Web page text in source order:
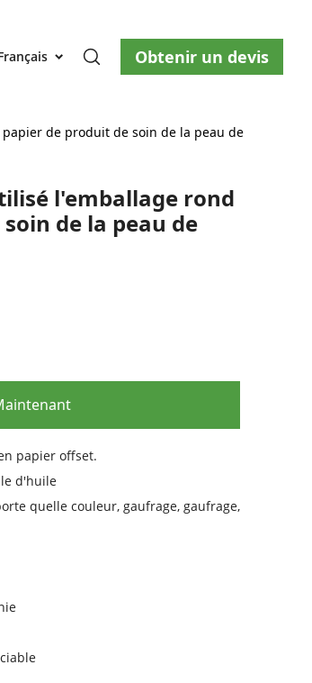
Blog Nous contacterObtenir un devis
de produit de soin de la peau de
l'emballage rond
de la peau de
papier offset.
d'huile
quelle couleur, gaufrage, gaufrage,